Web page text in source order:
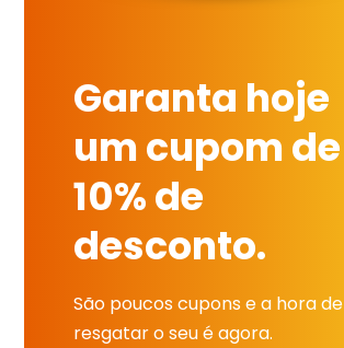
Garanta hoje
um cupom de
10% de
desconto.
São poucos cupons e a hora de
resgatar o seu é agora.